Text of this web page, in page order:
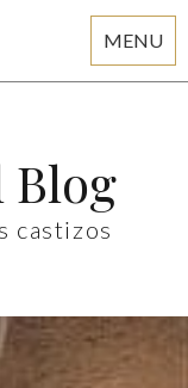
MENU
Blog
castizos